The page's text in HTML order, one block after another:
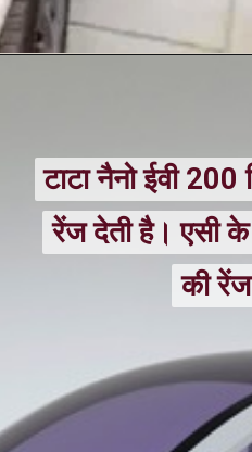
टाटा नैनो ईवी
रेंज देती है। एसी
की
टाटा नैनो ईवी
रेंज देती है। एसी
की